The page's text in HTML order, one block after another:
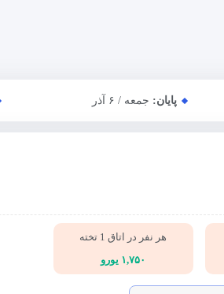
پایان: جمعه / ۶ آذر
هر نفر در اتاق 1 تخته
۱,۷۵۰ یورو